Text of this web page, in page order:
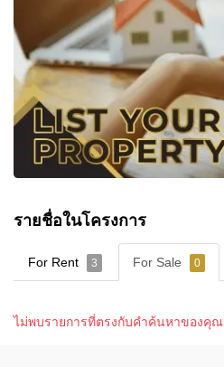
รายชื่อในโครงการ
For Rent 3 For Sale 0
ไม่พบรายการที่ตรงกับคำค้นหาของคุณ